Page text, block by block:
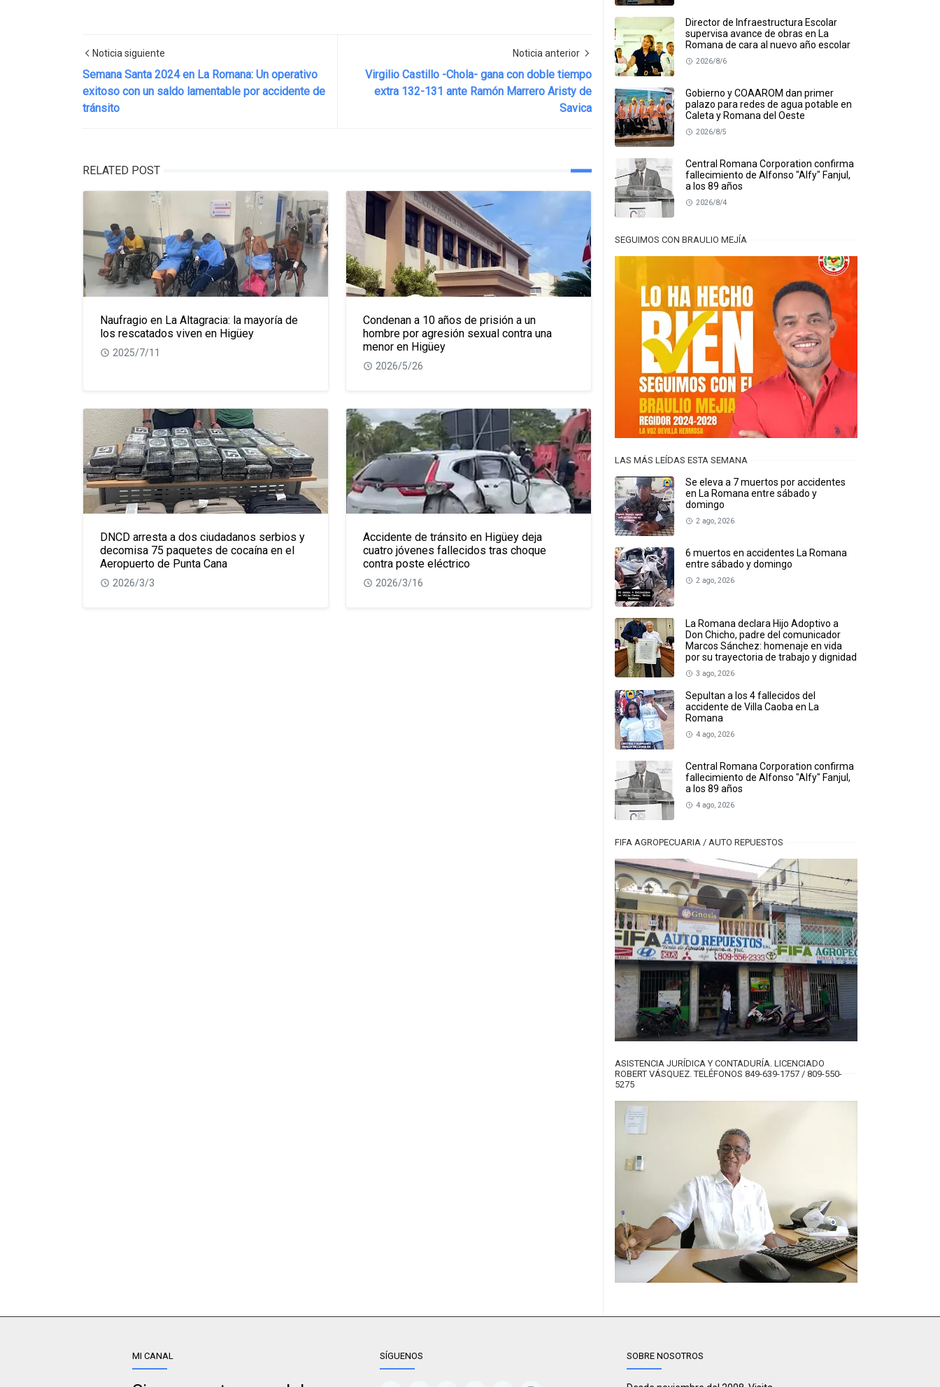
Noticia siguiente
Semana Santa 2024 en La Romana: Un operativo
exitoso con un saldo lamentable por accidente de
tránsito
Noticia anterior
Virgilio Castillo -Chola- gana con doble tiempo
extra 132-131 ante Ramón Marrero Aristy de
Savica
RELATED POST
Naufragio en La Altagracia: la mayoría de
los rescatados viven en Higüey
2025/7/11
Condenan a 10 años de prisión a un
hombre por agresión sexual contra una
menor en Higüey
2026/5/26
DNCD arresta a dos ciudadanos serbios y
decomisa 75 paquetes de cocaína en el
Aeropuerto de Punta Cana
2026/3/3
Accidente de tránsito en Higüey deja
cuatro jóvenes fallecidos tras choque
contra poste eléctrico
2026/3/16
Director de Infraestructura Escolar
supervisa avance de obras en La
Romana de cara al nuevo año escolar
2026/8/6
Gobierno y COAAROM dan primer
palazo para redes de agua potable en
Caleta y Romana del Oeste
2026/8/5
Central Romana Corporation confirma
fallecimiento de Alfonso "Alfy" Fanjul,
a los 89 años
2026/8/4
SEGUIMOS CON BRAULIO MEJÍA
LAS MÁS LEÍDAS ESTA SEMANA
Se eleva a 7 muertos por accidentes
en La Romana entre sábado y
domingo
2 ago, 2026
6 muertos en accidentes La Romana
entre sábado y domingo
2 ago, 2026
La Romana declara Hijo Adoptivo a
Don Chicho, padre del comunicador
Marcos Sánchez: homenaje en vida
por su trayectoria de trabajo y dignidad
3 ago, 2026
Sepultan a los 4 fallecidos del
accidente de Villa Caoba en La
Romana
4 ago, 2026
Central Romana Corporation confirma
fallecimiento de Alfonso "Alfy" Fanjul,
a los 89 años
4 ago, 2026
FIFA AGROPECUARIA / AUTO REPUESTOS
ASISTENCIA JURÍDICA Y CONTADURÍA. LICENCIADO
ROBERT VÁSQUEZ. TELÉFONOS 849-639-1757 / 809-550-
5275
MI CANAL SÍGUENOS SOBRE NOSOTROS